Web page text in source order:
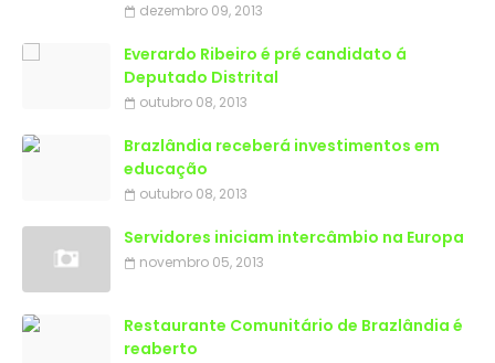
dezembro 09, 2013
Everardo Ribeiro é pré candidato á
Deputado Distrital
outubro 08, 2013
Brazlândia receberá investimentos em
educação
outubro 08, 2013
Servidores iniciam intercâmbio na Europa
novembro 05, 2013
Restaurante Comunitário de Brazlândia é
reaberto